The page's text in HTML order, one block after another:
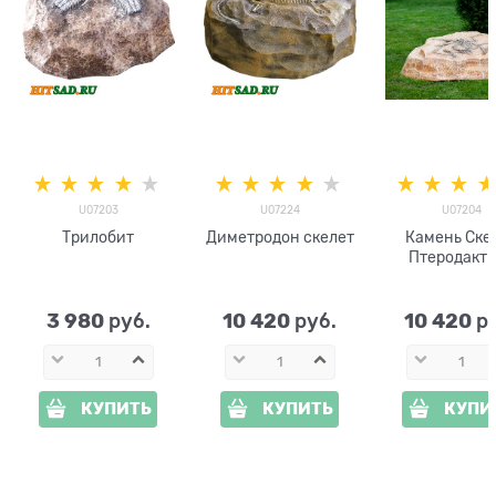
U07203
Трилобит
3 980 руб.
КУПИТЬ
U07224
Диметродон скелет
10 420 руб.
КУПИТЬ
U07204
Камень
10 420